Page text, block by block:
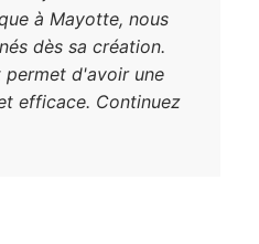
à Mayotte, nous
dès sa création.
d'avoir une
efficace. Continuez